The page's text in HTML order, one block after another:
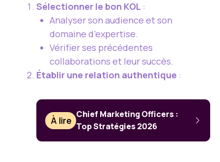
Sélectionner le bon KOL :
Analyser son audience et son
domaine d’expertise.
Vérifier ses précédentes
collaborations et leur succès.
Établir une relation authentique :
À lire
Chief Marketing Officers :
Top Stratégies 2026